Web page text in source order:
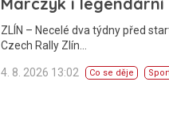
ZLÍN – Necelé dva týdny před
Czech Rally Zlín…
4. 8. 2026 13:02 Co se děje